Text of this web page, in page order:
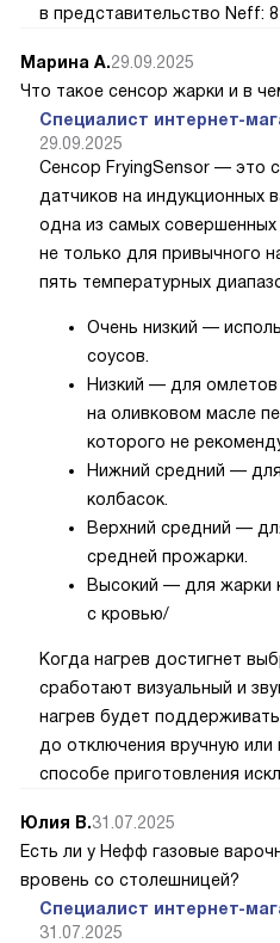
в представительство Neff: 8
Марина А.29.09.2025
Что такое сенсор жарки и в
Специалист интернет-
29.09.2025
Сенсор FryingSensor — это
датчиков на индукционных
одна из самых
не только для привычного
пять температурных
Очень низкий —
соусов.
Низкий — для омлетов
на оливковом масле
которого не
Нижний средний —
колбасок.
Верхний средний —
средней прожарки.
Высокий — для жарки
с кровью/
Когда нагрев достигнет
сработают визуальный и
нагрев будет
до отключения вручную или
способе приготовления
Юлия В.31.07.2025
Есть ли у Нефф газовые
вровень со столешницей?
Специалист интернет-
31.07.2025